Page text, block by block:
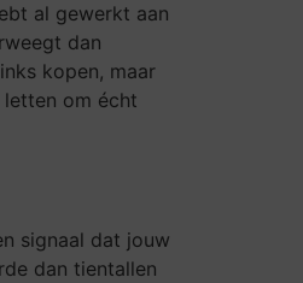
al gewerkt aan
dan
kopen, maar
om écht
signaal dat jouw
dan tientallen